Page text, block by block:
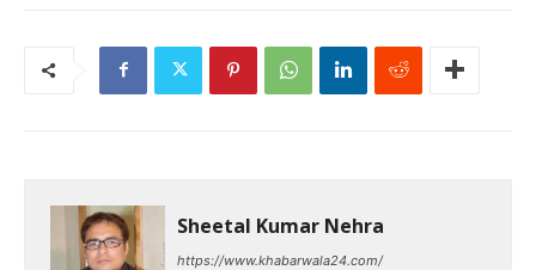
Sheetal Kumar Nehra
https://www.khabarwala24.com/